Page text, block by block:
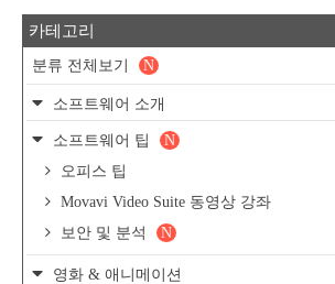
카테고리
분류 전체보기 N
소프트웨어 소개
소프트웨어 팁
N
오피스 팁
Movavi Video Suite 동영상 강좌
보안 및 분석
N
영화 & 애니메이션